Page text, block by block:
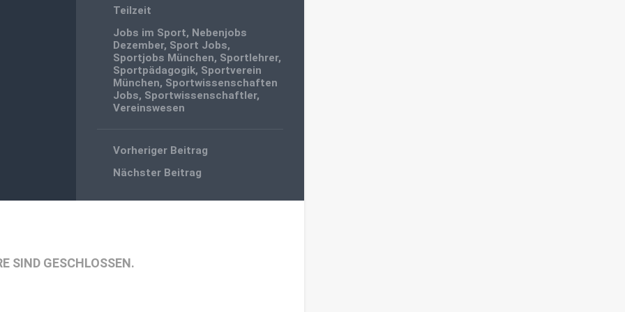
Teilzeit
Jobs im Sport, Nebenjobs
Dezember, Sport Jobs,
Sportjobs München, Sportlehrer,
Sportpädagogik, Sportverein
München, Sportwissenschaften
Jobs, Sportwissenschaftler,
Vereinswesen
Vorheriger Beitrag
Nächster Beitrag
SIND GESCHLOSSEN.